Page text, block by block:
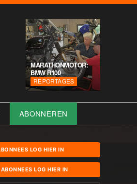
MARATHONMOTOR:
BMW R100
REPORTAGES
ABONNEREN
LOG HIER IN
LOG HIER IN